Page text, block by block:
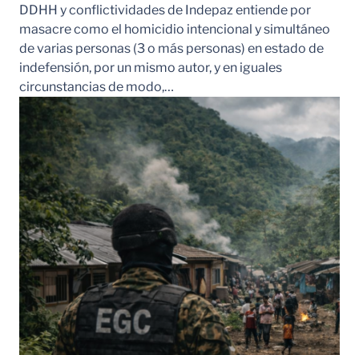
DDHH y conflictividades de Indepaz entiende por
masacre como el homicidio intencional y simultáneo
de varias personas (3 o más personas) en estado de
indefensión, por un mismo autor, y en iguales
circunstancias de modo,…